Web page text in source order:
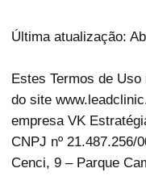
Última atualização:
Estes Termos de
do site
empresa VK
CNPJ nº 21.487.256/
Cenci, 9 – Parque